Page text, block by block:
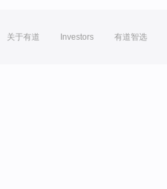
关于有道 Investors 有道智选